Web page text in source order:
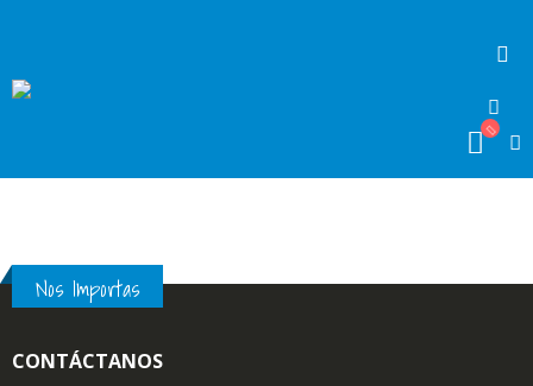
Nos Importas
CONTÁCTANOS